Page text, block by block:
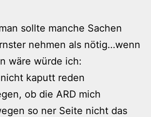
sollte manche Sachen
nehmen als nötig…wenn
wäre würde ich:
kaputt reden
ob die ARD mich
so ner Seite nicht das